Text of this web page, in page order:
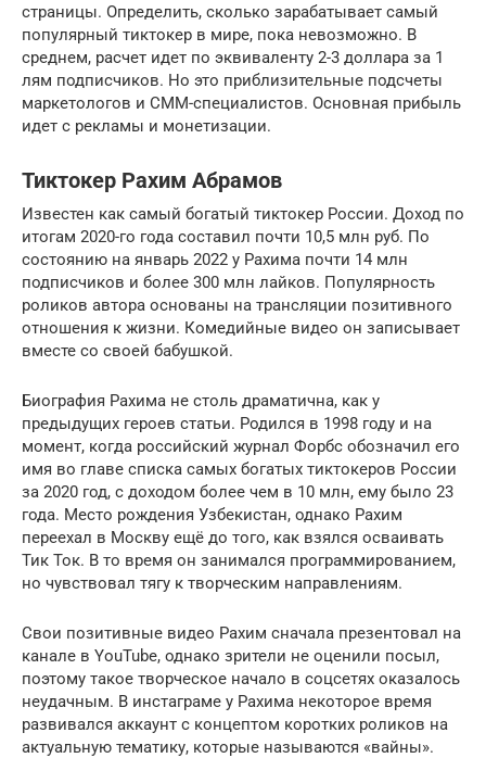
страницы. Определить, сколько зарабатывает самый
популярный тиктокер в мире, пока невозможно. В
среднем, расчет идет по эквиваленту 2-3 доллара за 1
лям подписчиков. Но это приблизительные подсчеты
маркетологов и СММ-специалистов. Основная прибыль
идет с рекламы и монетизации.
Тиктокер Рахим Абрамов
Известен как самый богатый тиктокер России. Доход по
итогам 2020-го года составил почти 10,5 млн руб. По
состоянию на январь 2022 у Рахима почти 14 млн
подписчиков и более 300 млн лайков. Популярность
роликов автора основаны на трансляции позитивного
отношения к жизни. Комедийные видео он записывает
вместе со своей бабушкой.
Биография Рахима не столь драматична, как у
предыдущих героев статьи. Родился в 1998 году и на
момент, когда российский журнал Форбс обозначил его
имя во главе списка самых богатых тиктокеров России
за 2020 год, с доходом более чем в 10 млн, ему было 23
года. Место рождения Узбекистан, однако Рахим
переехал в Москву ещё до того, как взялся осваивать
Тик Ток. В то время он занимался программированием,
но чувствовал тягу к творческим направлениям.
Свои позитивные видео Рахим сначала презентовал на
канале в YouTube, однако зрители не оценили посыл,
поэтому такое творческое начало в соцсетях оказалось
неудачным. В инстаграме у Рахима некоторое время
развивался аккаунт с концептом коротких роликов на
актуальную тематику, которые называются «вайны».